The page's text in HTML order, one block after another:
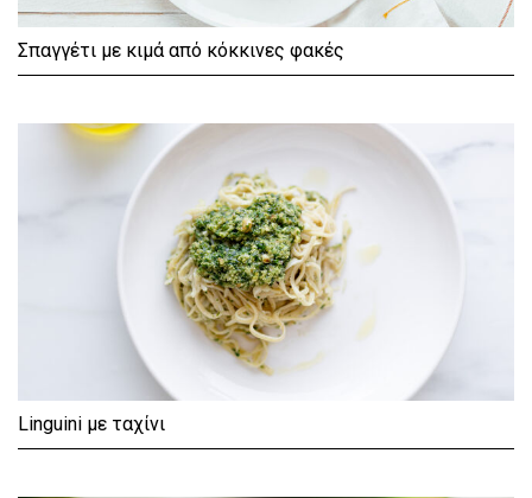
Σπαγγέτι με κιμά από κόκκινες φακές
Linguini με ταχίνι